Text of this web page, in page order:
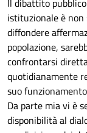
Il dibattito
istituzionale è non
diffondere
popolazione,
confrontarsi
quotidianamente
suo
Da parte mia vi è
disponibilità al